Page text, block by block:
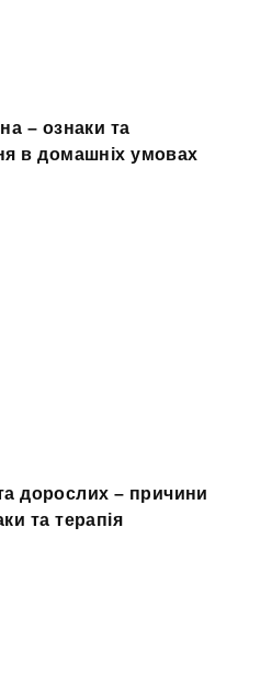
– ознаки та
в домашніх умовах
дорослих – причини
та терапія